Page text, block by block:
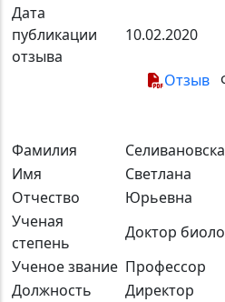
Дата
публикации
отзыва
10.02.2020
Отзыв
Фамилия
Имя
Светлана
Отчество
Юрьевна
Ученая
степень
Доктор
Ученое звание Профессор
Должность
Директор